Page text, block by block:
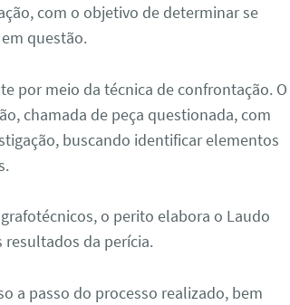
com o objetivo de determinar se
questão.
por meio da técnica de confrontação. O
chamada de peça questionada, com
buscando identificar elementos
o perito elabora o Laudo
resultados da perícia.
a passo do processo realizado, bem